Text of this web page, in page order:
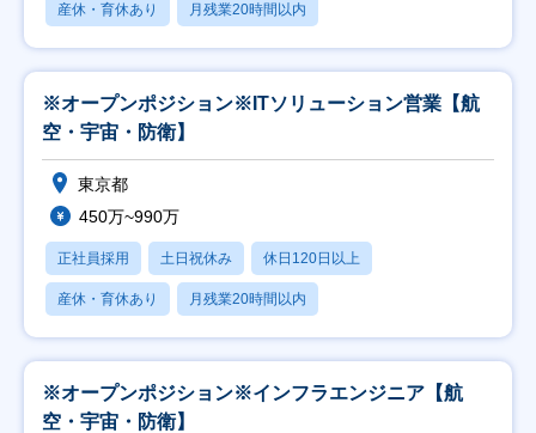
産休・育休あり 月残業20時間以内
※オープンポジション※ITソリューション営業【航
空・宇宙・防衛】
東京都
450万~990万
正社員採用 土日祝休み 休日120日以上
産休・育休あり 月残業20時間以内
※オープンポジション※インフラエンジニア【航
空・宇宙・防衛】